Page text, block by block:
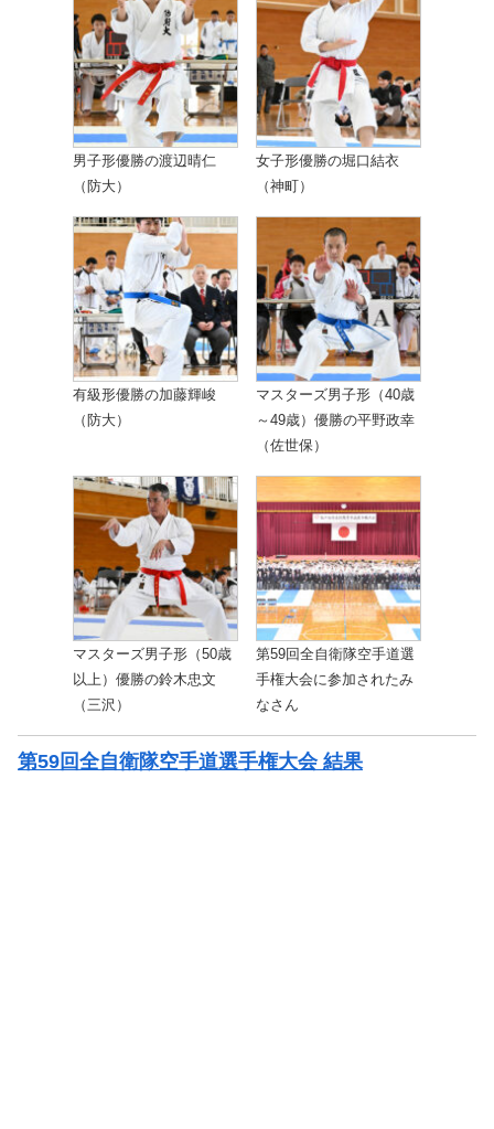
男子形優勝の渡辺晴仁
（防大）
女子形優勝の堀口結衣
（神町）
有級形優勝の加藤輝峻
（防大）
マスターズ男子形（40歳
～49歳）優勝の平野政幸
（佐世保）
マスターズ男子形（50歳
以上）優勝の鈴木忠文
（三沢）
第59回全自衛隊空手道選
手権大会に参加されたみ
なさん
第59回全自衛隊空手道選手権大会 結果